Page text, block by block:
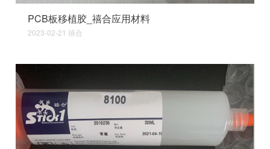
PCB板移植胶_禧合应用材料
2023-02-21 禧合